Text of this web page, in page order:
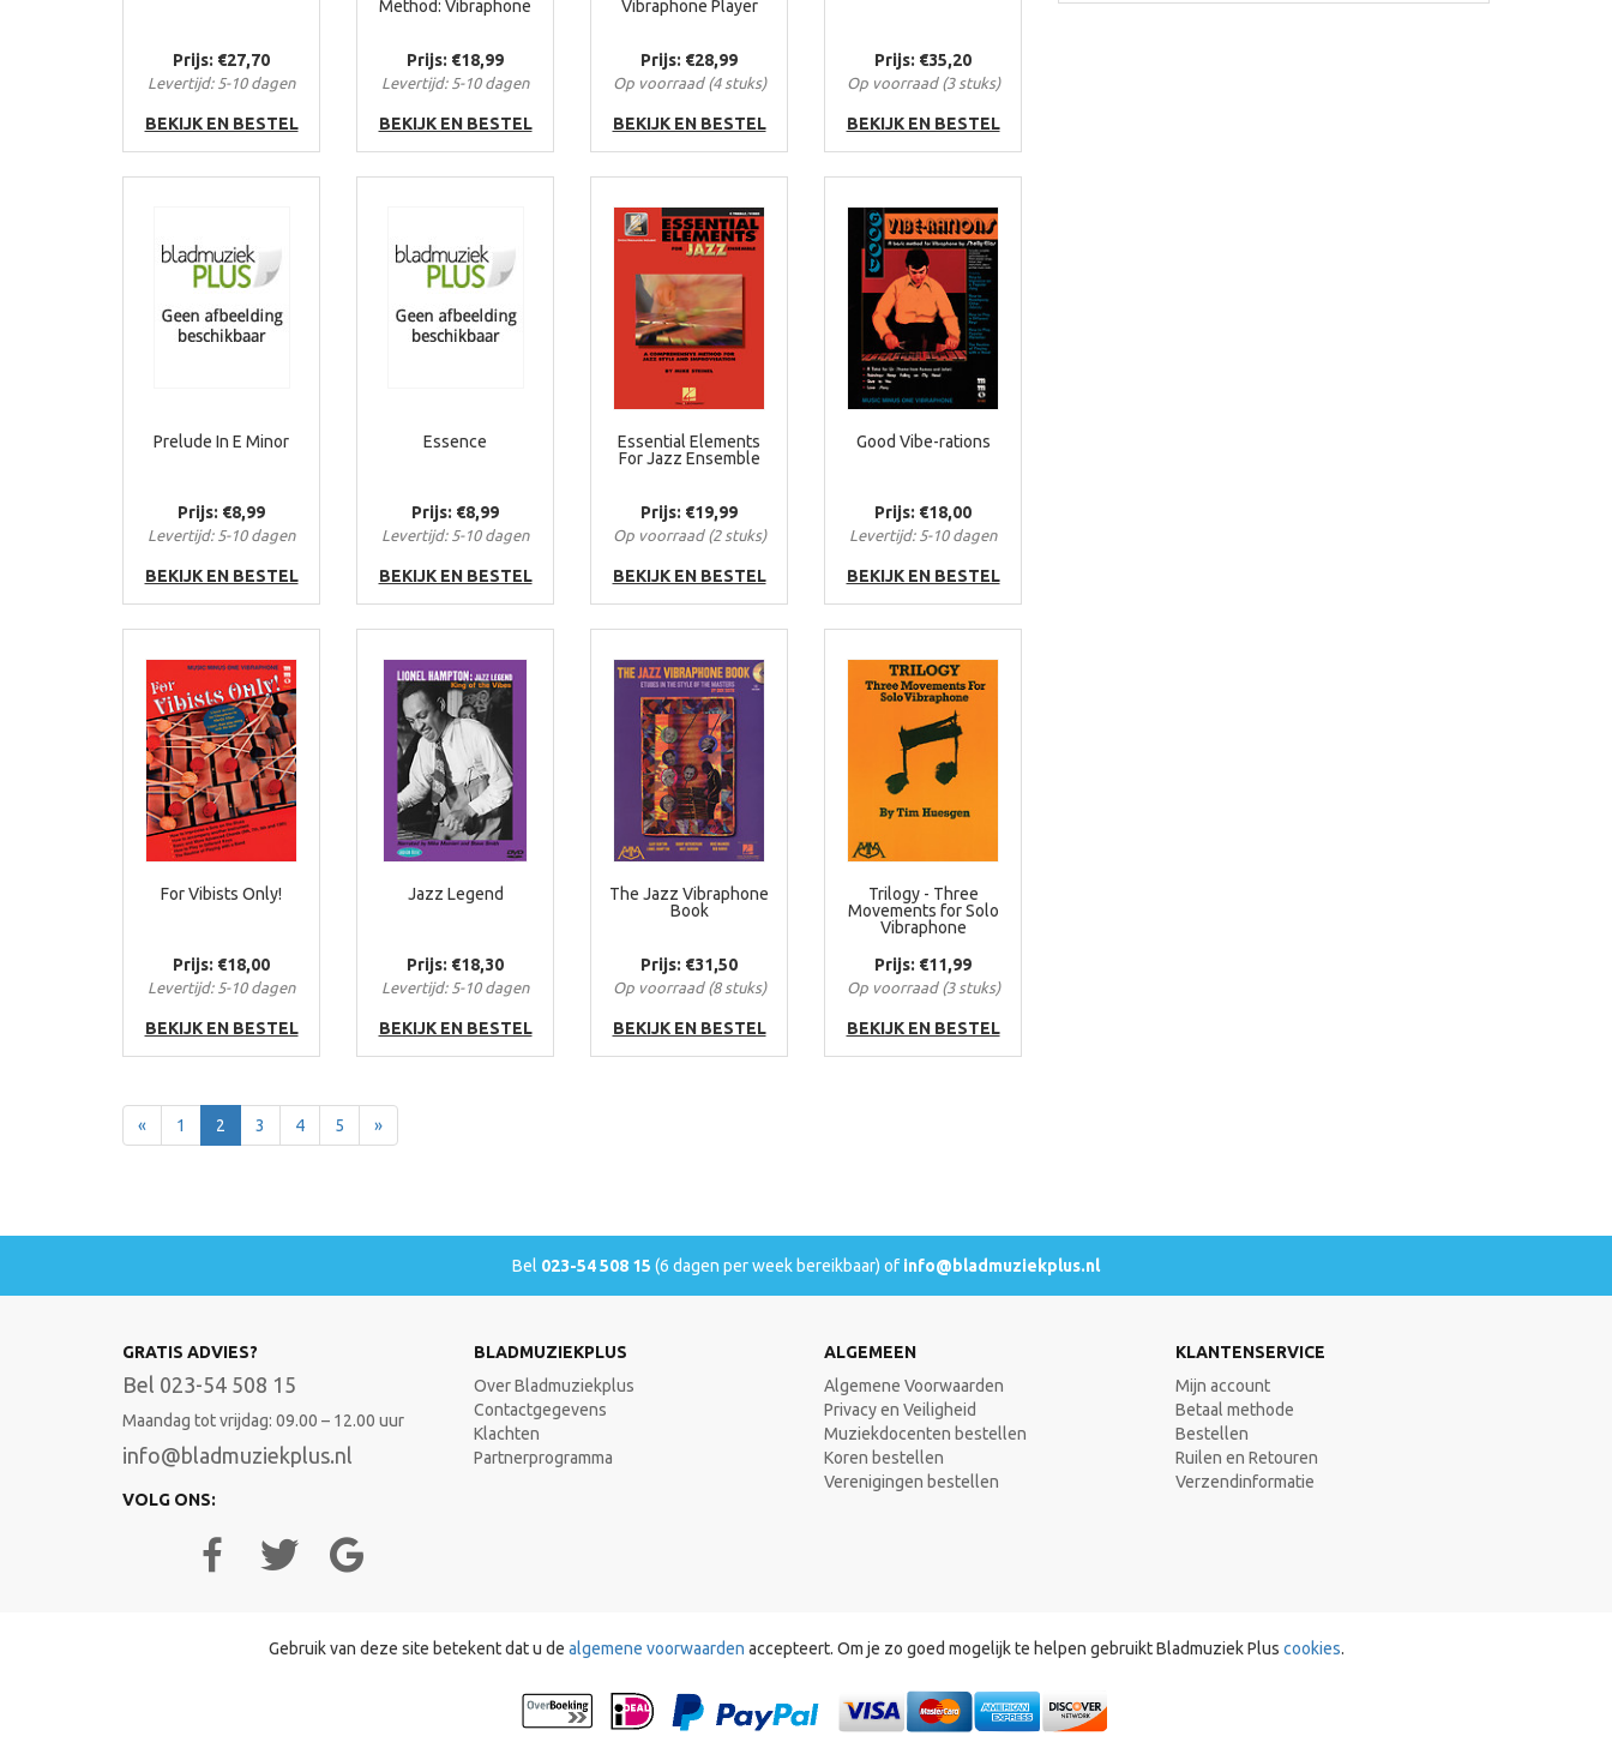
Prijs: €27,70
Levertijd: 5-10 dagen
BEKIJK EN BESTEL
Method: Vibraphone
Prijs: €18,99
Levertijd: 5-10 dagen
BEKIJK EN BESTEL
Vibraphone Player
Prijs: €28,99
Op voorraad (4 stuks)
BEKIJK EN BESTEL
Prijs: €35,20
Op voorraad (3 stuks)
BEKIJK EN BESTEL
Prelude In E Minor
Prijs: €8,99
Levertijd: 5-10 dagen
BEKIJK EN BESTEL
Essence
Prijs: €8,99
Levertijd: 5-10 dagen
BEKIJK EN BESTEL
Essential Elements
For Jazz Ensemble
Prijs: €19,99
Op voorraad (2 stuks)
BEKIJK EN BESTEL
Good Vibe-rations
Prijs: €18,00
Levertijd: 5-10 dagen
BEKIJK EN BESTEL
For Vibists Only!
Prijs: €18,00
Levertijd: 5-10 dagen
BEKIJK EN BESTEL
Jazz Legend
Prijs: €18,30
Levertijd: 5-10 dagen
BEKIJK EN BESTEL
The Jazz Vibraphone
Book
Prijs: €31,50
Op voorraad (8 stuks)
BEKIJK EN BESTEL
Trilogy - Three
Movements for Solo
Vibraphone
Prijs: €11,99
Op voorraad (3 stuks)
BEKIJK EN BESTEL
«Terug1 2 3 4 5 »Voor
Bel 023-54 508 15 (6 dagen per week bereikbaar) of info@bladmuziekplus.nl
GRATIS ADVIES?
Bel 023-54 508 15
Maandag tot vrijdag: 09.00 – 12.00 uur
info@bladmuziekplus.nl
VOLG ONS:
BLADMUZIEKPLUS
Over Bladmuziekplus
Contactgegevens
Klachten
Partnerprogramma
ALGEMEEN
Algemene Voorwaarden
Privacy en Veiligheid
Muziekdocenten bestellen
Koren bestellen
Verenigingen bestellen
KLANTENSERVICE
Mijn account
Betaal methode
Bestellen
Ruilen en Retouren
Verzendinformatie
Gebruik van deze site betekent dat u de algemene voorwaarden accepteert. Om je zo goed mogelijk te helpen gebruikt Bladmuziek Plus cookies.